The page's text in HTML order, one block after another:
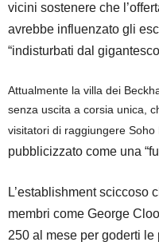
vicini sostenere che
avrebbe influenzato gli
“indisturbati dal
Attualmente la villa dei
senza uscita a corsia unica,
visitatori di raggiungere
pubblicizzato come una
L’establishment sciccoso
membri come George
250 al mese per goderti